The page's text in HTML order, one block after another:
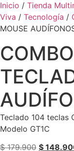
Inicio / Tienda
Viva / Tecnología /
MOUSE
Teclado 104 teclas
Modelo GT1C
$179.900 El
$